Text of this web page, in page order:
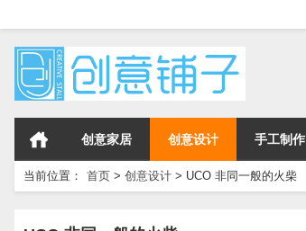
创意家居 创意设计 手工制作
当前位置： 首页 > 创意设计 > UCO 非同一般的火柴